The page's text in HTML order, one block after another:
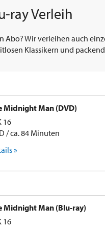
ray Verleih
Abo? Wir verleihen auch
Klassikern und
Midnight Man (DVD)
16
/ ca. 84 Minuten
»
Midnight Man (Blu-ray)
16